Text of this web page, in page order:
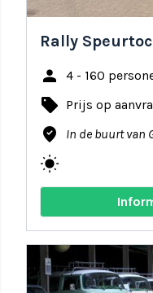
Rally
person 4 - 160
local_offer Prijs op
where_to_vote In de buurt van
wb_sunny